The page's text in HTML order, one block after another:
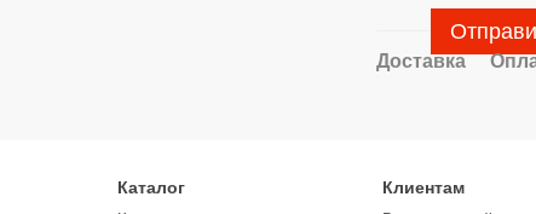
Доставка
Каталог Клиентам